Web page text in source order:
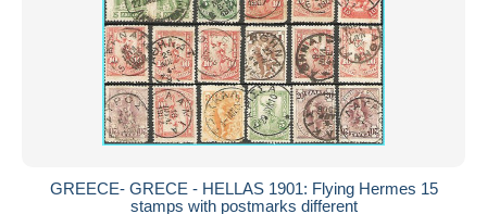
PayPal
Bankoverschrijving
Visa
Mastercard
Bancontact
Maestro
GREECE- GRECE - HELLAS 1901: Flying Hermes 15
stamps with postmarks different